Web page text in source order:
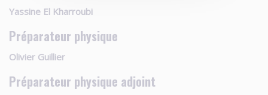
Yassine El Kharroubi
Préparateur physique
Olivier Guillier
Préparateur physique adjoint